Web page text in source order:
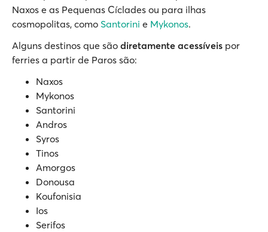
Naxos e as Pequenas Cíclades ou para ilhas
cosmopolitas, como Santorini e Mykonos.
Alguns destinos que são diretamente acessíveis por
ferries a partir de Paros são:
Naxos
Mykonos
Santorini
Andros
Syros
Tinos
Amorgos
Donousa
Koufonisia
Ios
Serifos